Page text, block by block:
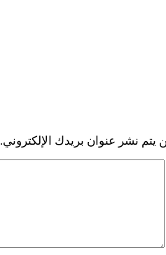
يتم نشر عنوان بريدك الإلكتروني.